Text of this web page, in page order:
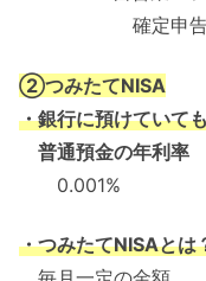
確定申告で
②つみたてNISA
・銀行に預けていて
普通預金の年利率
0.001%
・つみたてNISAとは